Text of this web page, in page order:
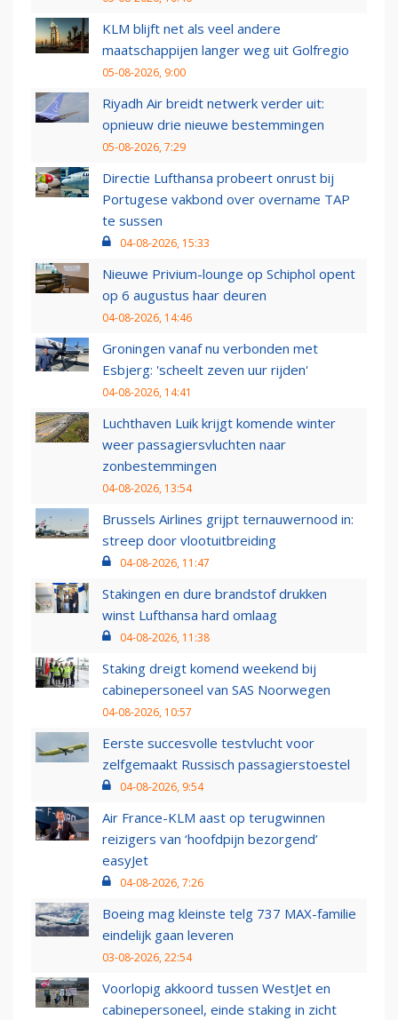
KLM blijft net als veel andere
maatschappijen langer weg uit Golfregio
05-08-2026, 9:00
Riyadh Air breidt netwerk verder uit:
opnieuw drie nieuwe bestemmingen
05-08-2026, 7:29
Directie Lufthansa probeert onrust bij
Portugese vakbond over overname TAP
te sussen
04-08-2026, 15:33
Nieuwe Privium-lounge op Schiphol opent
op 6 augustus haar deuren
04-08-2026, 14:46
Groningen vanaf nu verbonden met
Esbjerg: 'scheelt zeven uur rijden'
04-08-2026, 14:41
Luchthaven Luik krijgt komende winter
weer passagiersvluchten naar
zonbestemmingen
04-08-2026, 13:54
Brussels Airlines grijpt ternauwernood in:
streep door vlootuitbreiding
04-08-2026, 11:47
Stakingen en dure brandstof drukken
winst Lufthansa hard omlaag
04-08-2026, 11:38
Staking dreigt komend weekend bij
cabinepersoneel van SAS Noorwegen
04-08-2026, 10:57
Eerste succesvolle testvlucht voor
zelfgemaakt Russisch passagierstoestel
04-08-2026, 9:54
Air France-KLM aast op terugwinnen
reizigers van ‘hoofdpijn bezorgend’
easyJet
04-08-2026, 7:26
Boeing mag kleinste telg 737 MAX-familie
eindelijk gaan leveren
03-08-2026, 22:54
Voorlopig akkoord tussen WestJet en
cabinepersoneel, einde staking in zicht